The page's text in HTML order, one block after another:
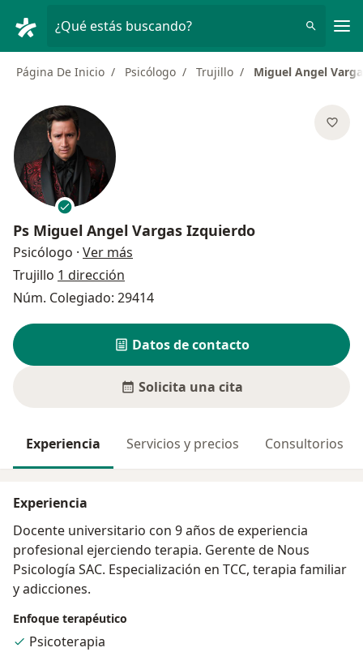
¿Qué estás buscando?
Página De Inicio Psicólogo Trujillo Miguel Angel
Ps Miguel Angel Vargas Izquierdo
Psicólogo · Ver más
Trujillo 1 dirección
Núm. Colegiado: 29414
Datos de contacto
Solicita una cita
Experiencia Servicios y precios Consultorios
Experiencia
Docente universitario con 9 años de experiencia
profesional ejerciendo terapia. Gerente de Nous
Psicología SAC. Especialización en TCC, terapia familiar
y adicciones.
Enfoque terapéutico
Psicoterapia